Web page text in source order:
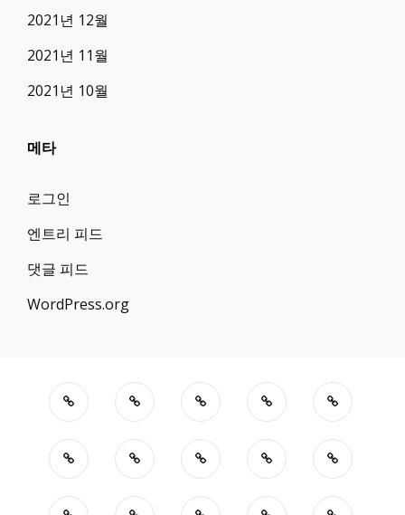
2021년 12월
2021년 11월
2021년 10월
메타
로그인
엔트리 피드
댓글 피드
WordPress.org